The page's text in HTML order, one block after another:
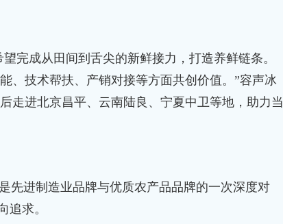
成从田间到舌尖的新鲜接力，打造养鲜链条。
、技术帮扶、产销对接等方面共创价值。”容声冰
走进北京昌平、云南陆良、宁夏中卫等地，助力当
进制造业品牌与优质农产品品牌的一次深度对
追求。